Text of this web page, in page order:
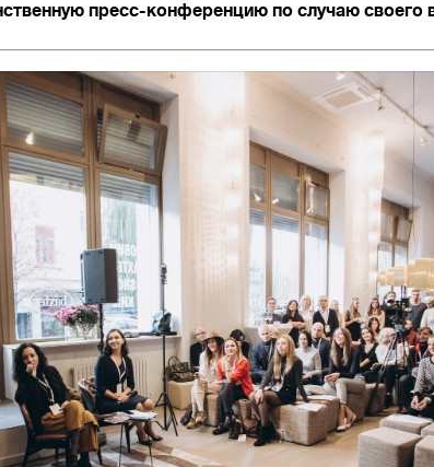
пресс-конференцию по случаю своего